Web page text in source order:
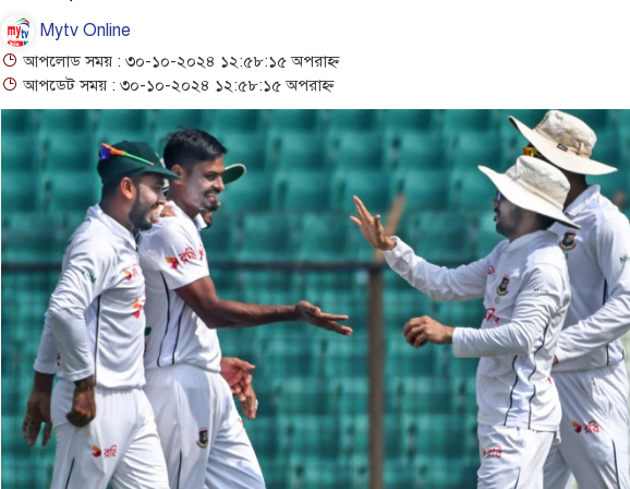
‘স্কুটি নাকি গোল্ড?’
১৫২২ পুলিশ সদস্যকে
সার্ককে আরও গতিশীল
প্রধানমন্ত্রীর সঙ্গে
জামায়াত ফেরেশতাদের
Mytv Online
আপলোড সময় : ৩০-১০-২০২৪ ১২:৫৮:১৫ অপরাহ্ন
আপডেট সময় : ৩০-১০-২০২৪ ১২:৫৮:১৫ অপরাহ্ন